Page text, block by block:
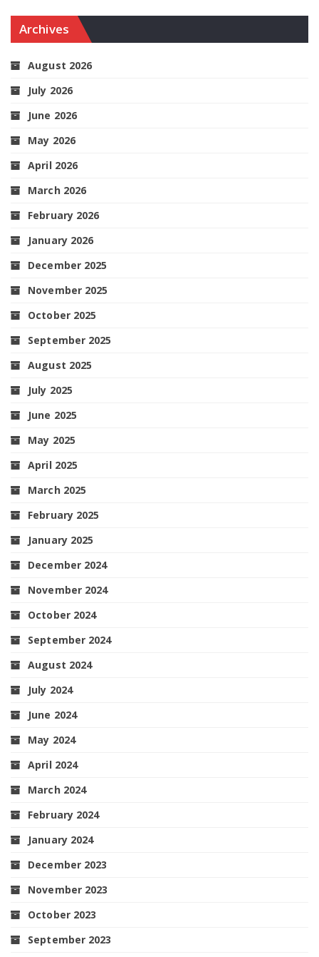
Archives
August 2026
July 2026
June 2026
May 2026
April 2026
March 2026
February 2026
January 2026
December 2025
November 2025
October 2025
September 2025
August 2025
July 2025
June 2025
May 2025
April 2025
March 2025
February 2025
January 2025
December 2024
November 2024
October 2024
September 2024
August 2024
July 2024
June 2024
May 2024
April 2024
March 2024
February 2024
January 2024
December 2023
November 2023
October 2023
September 2023